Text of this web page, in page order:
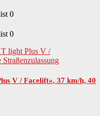
0
0
V / Facelift«, 37 km/h, 40